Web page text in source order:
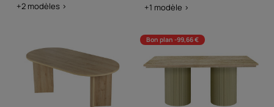
+2 modèles > +1 modèle >
Bon plan -99,66 €